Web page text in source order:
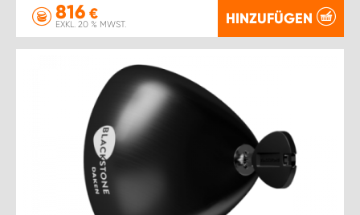
816 €
EXKL. 20 % MWST. HINZUFÜGEN